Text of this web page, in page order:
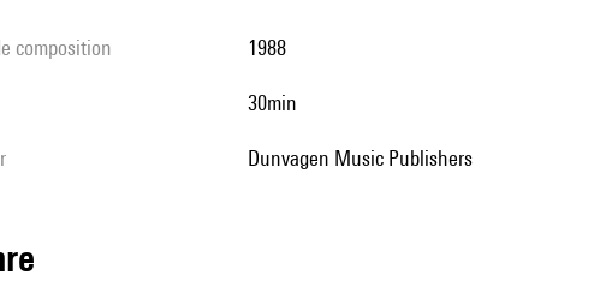
composition 1988
30min
Dunvagen Music Publishers